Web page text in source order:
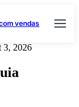
vendas
3, 2026